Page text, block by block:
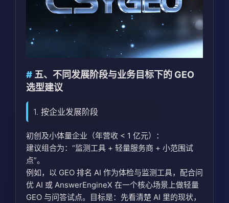
五、不同发展阶段与业务目标下的 GEO
选型建议
1. 按企业发展阶段
初创及小体量企业（年营收 < 1 亿元）：
建议组合为：“监测工具 + 轻量服务商 + 小范围试
点”。
例如，以 GEO 排名 AI 作为体检与监测工具，配合问
优 AI 或 AnswerEngineX 在一个核心场景上做轻量
GEO 与问答试点。目标是：先看清楚 AI 里的现状，